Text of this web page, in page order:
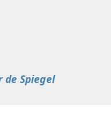
de Spiegel